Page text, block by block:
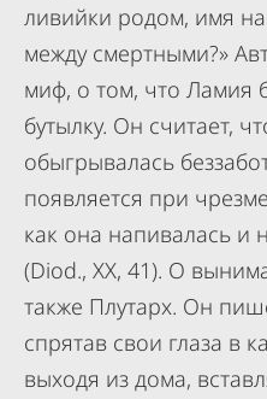
ливийки родом, имя
между смертными?»
миф, о том, что Ламия
бутылку. Он считает,
обыгрывалась
появляется при
как она напивалась и
(Diod., XX, 41). О
также Плутарх. Он
спрятав свои глаза в
выходя из дома,